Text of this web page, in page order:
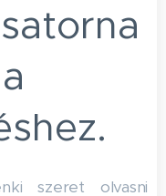
szeret olvasni